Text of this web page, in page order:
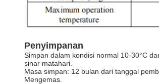
Penyimpanan
Simpan dalam kondisi normal 10-30°C
sinar matahari.
Masa simpan: 12 bulan dari tanggal
Mengemas.